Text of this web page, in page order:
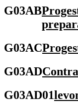
G03AB
G03AC
G03AD
G03AD01